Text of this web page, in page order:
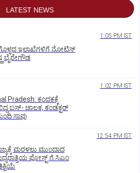
LATEST NEWS
1:05 PM IST
ಇಲಾಖೆಗಳಿಗೆ ನೋಟಿಸ್‌
ಬೈರೇಗೌಡ
1:02 PM IST
Pradesh: ಕಂದಕಕ್ಕೆ
ಬಸ್-‌ ಚಾಲಕ, ಕಂಡಕ್ಟರ್‌
ಸಾವು
12:54 PM IST
ಮರಳಲು ಮುಂದಾದ
ಪೋಸ್ಟ್‌ ಗೆ ಸಿಎಂ